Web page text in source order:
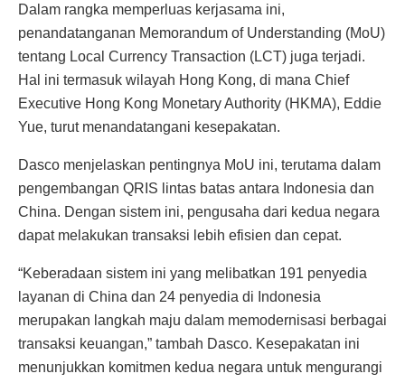
Dalam rangka memperluas kerjasama ini,
penandatanganan Memorandum of Understanding (MoU)
tentang Local Currency Transaction (LCT) juga terjadi.
Hal ini termasuk wilayah Hong Kong, di mana Chief
Executive Hong Kong Monetary Authority (HKMA), Eddie
Yue, turut menandatangani kesepakatan.
Dasco menjelaskan pentingnya MoU ini, terutama dalam
pengembangan QRIS lintas batas antara Indonesia dan
China. Dengan sistem ini, pengusaha dari kedua negara
dapat melakukan transaksi lebih efisien dan cepat.
“Keberadaan sistem ini yang melibatkan 191 penyedia
layanan di China dan 24 penyedia di Indonesia
merupakan langkah maju dalam memodernisasi berbagai
transaksi keuangan,” tambah Dasco. Kesepakatan ini
menunjukkan komitmen kedua negara untuk mengurangi